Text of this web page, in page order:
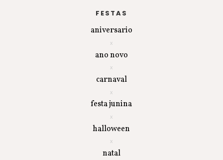
FESTAS
aniversario
ano novo
carnaval
festa junina
halloween
natal